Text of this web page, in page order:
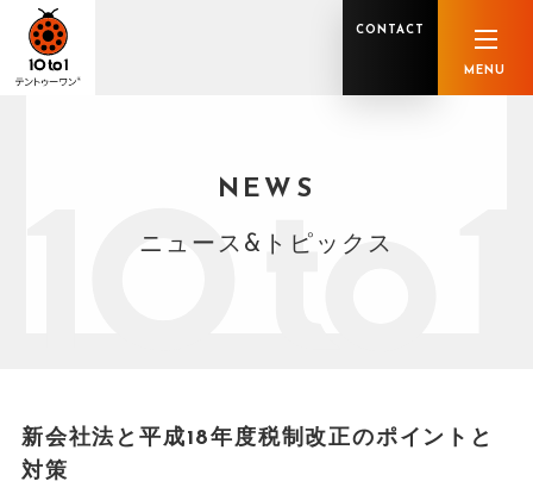
税理士業務
社会保険労務士業務 不動産鑑定士業務 行政書士業務
私たちの軌跡 グループ概要
CONTACT
MENU
NEWS
ニュース&トピックス
新会社法と平成18年度税制改正のポイントと
対策